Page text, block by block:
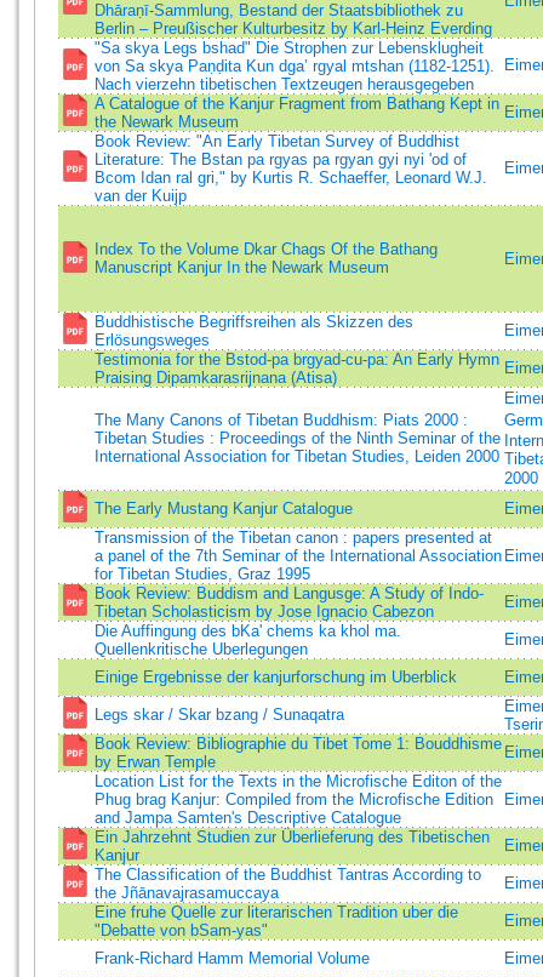
Dhāraṇī-Sammlung, Bestand der Staatsbibliothek zu
Berlin – Preußischer Kulturbesitz by Karl-Heinz Everding
"Sa skya Legs bshad" Die Strophen zur Lebensklugheit
von Sa skya Paṇḍita Kun dga’ rgyal mtshan (1182-1251).
Nach vierzehn tibetischen Textzeugen herausgegeben
A Catalogue of the Kanjur Fragment from Bathang Kept in
the Newark Museum
Book Review: "An Early Tibetan Survey of Buddhist
Literature: The Bstan pa rgyas pa rgyan gyi nyi 'od of
Bcom Idan ral gri," by Kurtis R. Schaeffer, Leonard W.J.
van der Kuijp
Index To the Volume Dkar Chags Of the Bathang
Manuscript Kanjur In the Newark Museum
Buddhistische Begriffsreihen als Skizzen des
Erlösungsweges
Testimonia for the Bstod-pa brgyad-cu-pa: An Early Hymn
Praising Dipamkarasrijnana (Atisa)
The Many Canons of Tibetan Buddhism: Piats 2000 :
Tibetan Studies : Proceedings of the Ninth Seminar of the
International Association for Tibetan Studies, Leiden 2000
2000
The Early Mustang Kanjur Catalogue
Transmission of the Tibetan canon : papers presented at
a panel of the 7th Seminar of the International Association
for Tibetan Studies, Graz 1995
Book Review: Buddism and Langusge: A Study of Indo-
Tibetan Scholasticism by Jose Ignacio Cabezon
Die Auffingung des bKa' chems ka khol ma.
Quellenkritische Uberlegungen
Einige Ergebnisse der kanjurforschung im Uberblick
Legs skar / Skar bzang / Sunaqatra
Book Review: Bibliographie du Tibet Tome 1: Bouddhisme
by Erwan Temple
Location List for the Texts in the Microfische Editon of the
Phug brag Kanjur: Compiled from the Microfische Edition
and Jampa Samten's Descriptive Catalogue
Ein Jahrzehnt Studien zur Überlieferung des Tibetischen
Kanjur
The Classification of the Buddhist Tantras According to
the Jñānavajrasamuccaya
Eine fruhe Quelle zur literarischen Tradition uber die
"Debatte von bSam-yas"
Frank-Richard Hamm Memorial Volume